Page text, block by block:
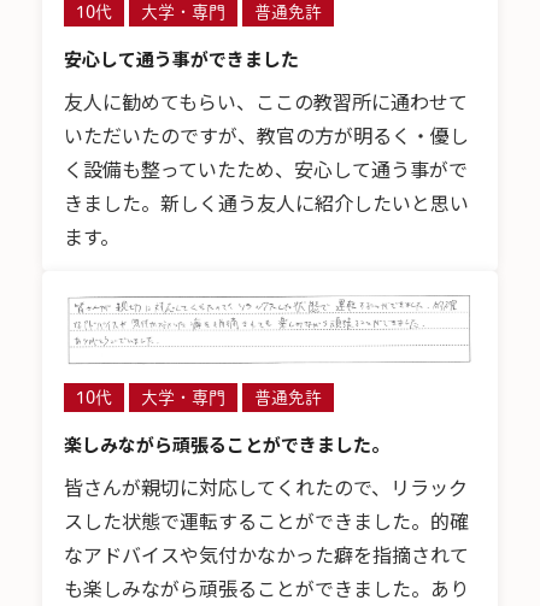
10代 大学・専門 普通免許
安心して通う事ができました
友人に勧めてもらい、ここの教習所に通わせて
いただいたのですが、教官の方が明るく・優し
く設備も整っていたため、安心して通う事がで
きました。新しく通う友人に紹介したいと思い
ます。
10代 大学・専門 普通免許
楽しみながら頑張ることができました。
皆さんが親切に対応してくれたので、リラック
スした状態で運転することができました。的確
なアドバイスや気付かなかった癖を指摘されて
も楽しみながら頑張ることができました。あり